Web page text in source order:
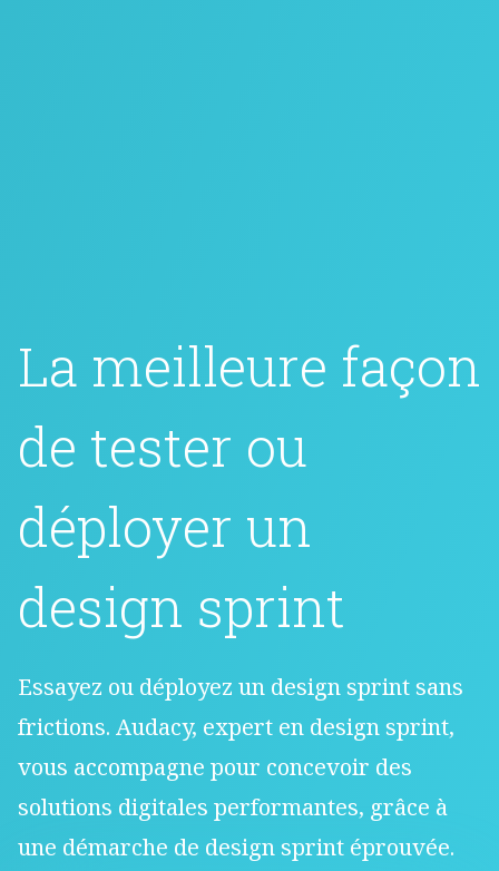
La meilleure façon
de tester ou
déployer un
design sprint
Essayez ou déployez un design sprint sans
frictions. Audacy, expert en design sprint,
vous accompagne pour concevoir des
solutions digitales performantes, grâce à
une démarche de design sprint éprouvée.